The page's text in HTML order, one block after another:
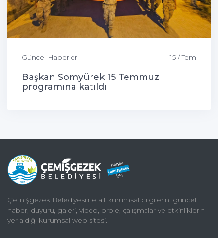
Güncel Haberler 15 / Tem
Başkan Somyürek 15 Temmuz
programına katıldı
Çemişgezek Belediyesi'ne ait kurumsal bilgilerin, güncel
haber, duyuru, galeri, video, proje, çalışmalar ve etkinliklerin
yer aldığı kurumsal web sitesi.